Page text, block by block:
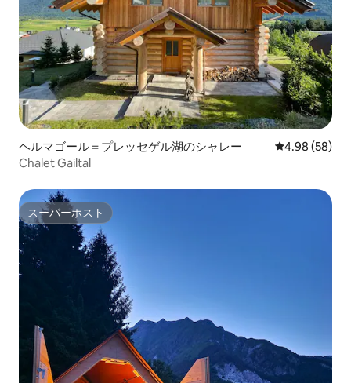
ヘルマゴール＝プレッセゲル湖のシャレー レビュー58
4.98 (58)
Chalet Gailtal
スーパーホスト
スーパーホスト